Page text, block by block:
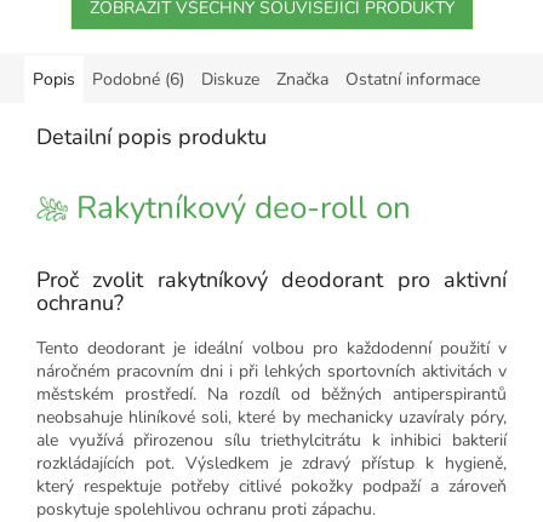
ZOBRAZIT VŠECHNY SOUVISEJÍCÍ PRODUKTY
Popis Podobné (6) Diskuze Značka Ostatní informace
Detailní popis produktu
Rakytníkový deo-roll on
Proč zvolit rakytníkový deodorant pro aktivní
ochranu?
Tento deodorant je ideální volbou pro každodenní použití v
náročném pracovním dni i při lehkých sportovních aktivitách v
městském prostředí. Na rozdíl od běžných antiperspirantů
neobsahuje hliníkové soli, které by mechanicky uzavíraly póry,
ale využívá přirozenou sílu triethylcitrátu k inhibici bakterií
rozkládajících pot. Výsledkem je zdravý přístup k hygieně,
který respektuje potřeby citlivé pokožky podpaží a zároveň
poskytuje spolehlivou ochranu proti zápachu.